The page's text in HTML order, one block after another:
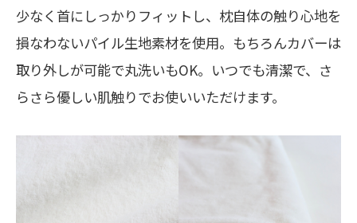
少なく首にしっかりフィットし、枕自体の触り心地を
損なわないパイル生地素材を使用。もちろんカバーは
取り外しが可能で丸洗いもOK。いつでも清潔で、さ
らさら優しい肌触りでお使いいただけます。